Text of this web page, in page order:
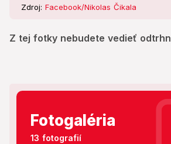
Zdroj: Facebook/Nikolas Čikala
Z tej fotky nebudete vedieť
Fotogaléria
13 fotografií